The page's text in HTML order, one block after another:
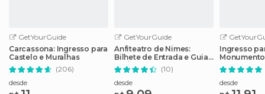
GetYourGuide
Carcassona: Ingresso para
Castelo e Muralhas
(206)
desde
GetYourGuide
Anfiteatro de Nimes:
Bilhete de Entrada e Guia
de Áudio
(10)
desde
Ingresso
Nimes
desde